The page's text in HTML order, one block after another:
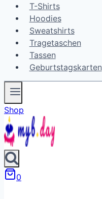
T-Shirts
Hoodies
Sweatshirts
Tragetaschen
Tassen
Geburtstagskarten
Shop
0